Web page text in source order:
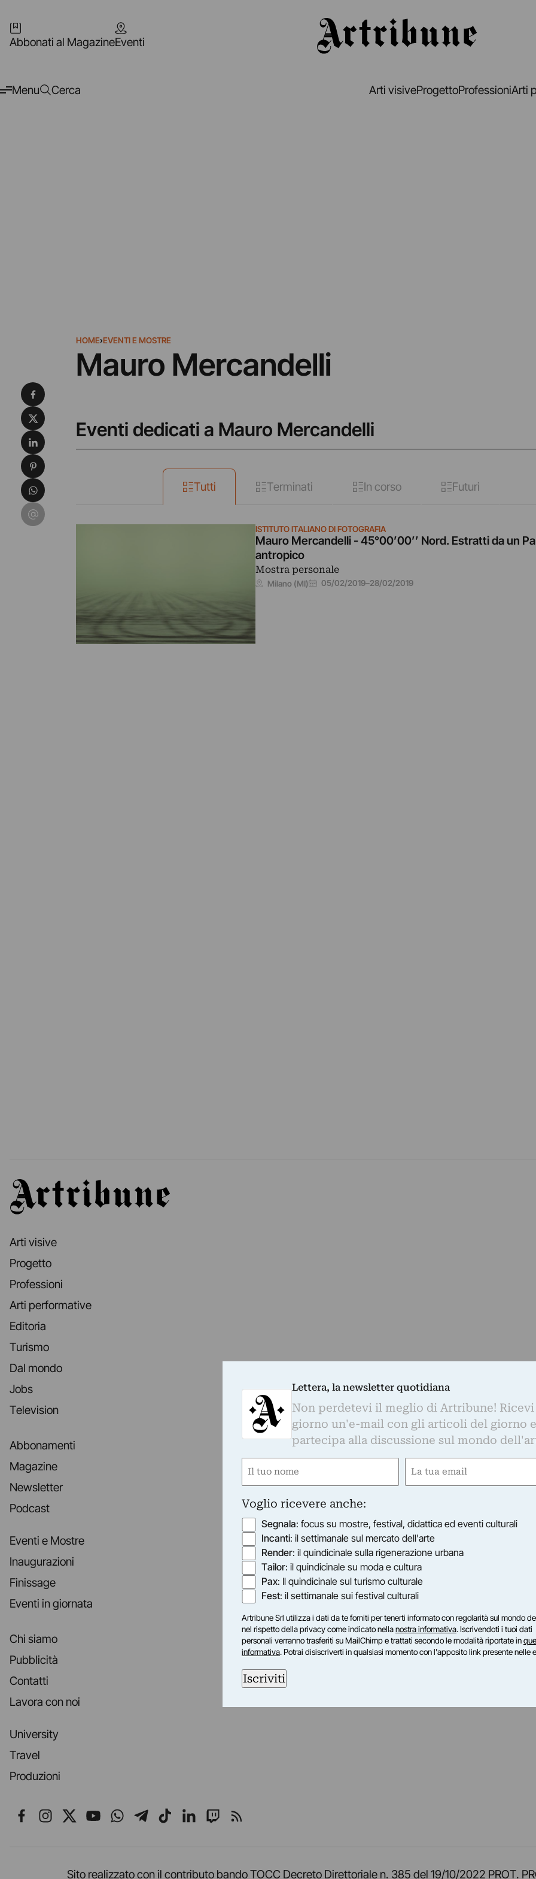
Abbonati al MagazineEventi
Menu Cerca Arti visiveProgettoProfessioniArti
HOME›EVENTI E MOSTRE
Mauro Mercandelli
Eventi dedicati a Mauro Mercandelli
Tutti Terminati In corso Futuri
ISTITUTO ITALIANO DI FOTOGRAFIA
Mauro Mercandelli - 45°00’00’’ Nord. Estratti da un
antropico
Mostra personale
Milano (MI) 05/02/2019–28/02/2019
Condividi su Facebook
Condividi su X
Condividi su LinkedIn
Condividi su Pinterest
Condividi su WhatsApp
Condividi su Email
Artribune
Arti visive
Progetto
Professioni
Arti performative
Editoria
Turismo
Dal mondo
Jobs
Television
Abbonamenti
Magazine
Newsletter
Podcast
Eventi e Mostre
Inaugurazioni
Finissage
Eventi in giornata
Chi siamo
Pubblicità
Contatti
Lavora con noi
University
Travel
Produzioni
Seguici su Facebook
Seguici su Instagram
Seguici su X
Seguici su YouTube
Seguici su WhatsApp
Seguici su Telegram
Seguici su TikTok
Seguici su LinkedIn
Seguici su Twitch
Seguici su Rss
Sito realizzato con il contributo bando TOCC Decreto Direttoriale n. 385 del 19/10/2022 PROT.
Lettera, la newsletter quotidiana
Non perdetevi il meglio di Artribune! Ricevi
giorno un'e-mail con gli articoli del giorno e
partecipa alla discussione sul mondo
Nome
Email
Voglio ricevere anche:
Segnala: focus su mostre, festival, didattica ed eventi culturali
Incanti: il settimanale sul mercato dell'arte
Render: il quindicinale sulla rigenerazione urbana
Tailor: il quindicinale su moda e cultura
Pax: Il quindicinale sul turismo culturale
Fest: il settimanale sui festival culturali
Artribune Srl utilizza i dati da te forniti per tenerti informato con regolarità sul mondo
nel rispetto della privacy come indicato nellanostra informativa. Iscrivendoti i tuoi dati
personali verranno trasferiti su MailChimp e trattati secondo le modalità riportate in
informativa. Potrai disiscriverti in qualsiasi momento con l'apposito link presente nelle
Iscriviti